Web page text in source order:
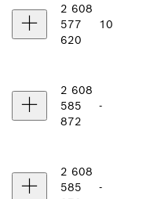
2 608
577
620
10
2 608
585
872
-
2 608
585
-